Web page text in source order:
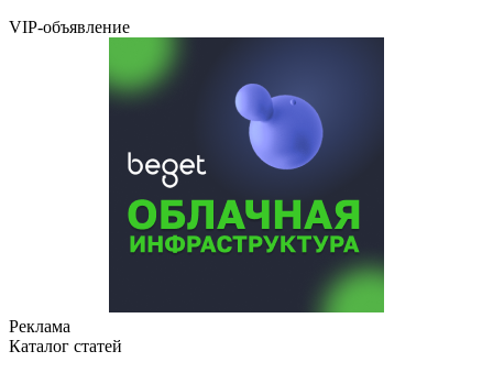
VIP-объявление
Реклама
Каталог статей